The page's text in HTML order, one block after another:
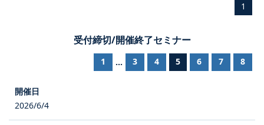
1
受付締切/開催終了セミナー
1 ... 3 4 5 6 7 8
2026/6/4